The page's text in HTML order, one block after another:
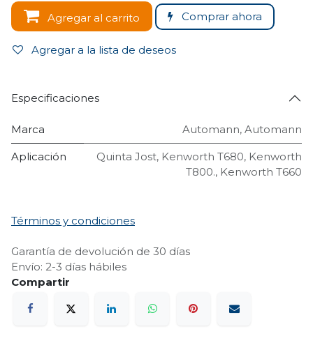
Agregar al carrito Comprar ahora
Agregar a la lista de deseos
Especificaciones
Marca Automann, Automann
Aplicación Quinta Jost, Kenworth T680, Kenworth
T800., Kenworth T660
Términos y condiciones
Garantía de devolución de 30 días
Envío: 2-3 días hábiles